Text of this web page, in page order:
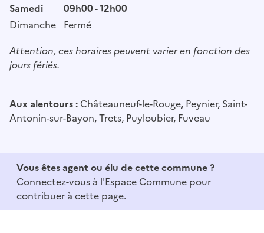
Samedi
09h00 - 12h00
Dimanche Fermé
Attention, ces horaires peuvent varier en fonction des
jours fériés.
Aux alentours : Châteauneuf-le-Rouge, Peynier, Saint-
Antonin-sur-Bayon,Trets, Puyloubier, Fuveau
Vous êtes agent ou élu de cette commune ?
Connectez-vous à l'Espace Commune pour
contribuer à cette page.